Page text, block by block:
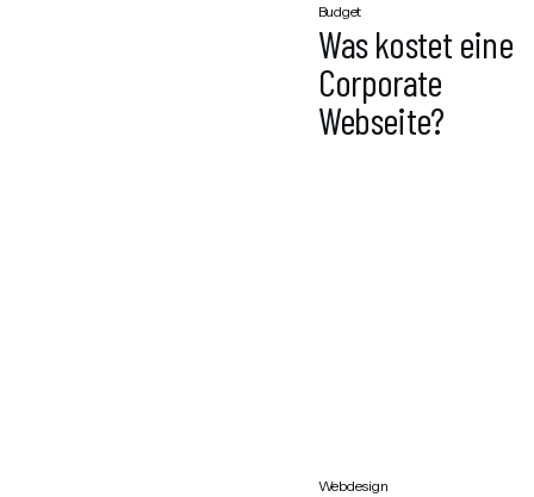
Budget
Was kostet eine
Corporate
Webseite?
Webdesign